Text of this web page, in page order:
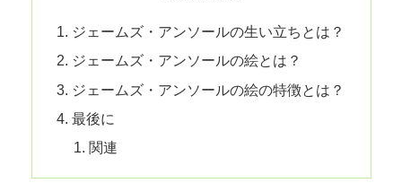
ジェームズ・アンソールの生い立ちとは？
ジェームズ・アンソールの絵とは？
ジェームズ・アンソールの絵の特徴とは？
最後に
関連